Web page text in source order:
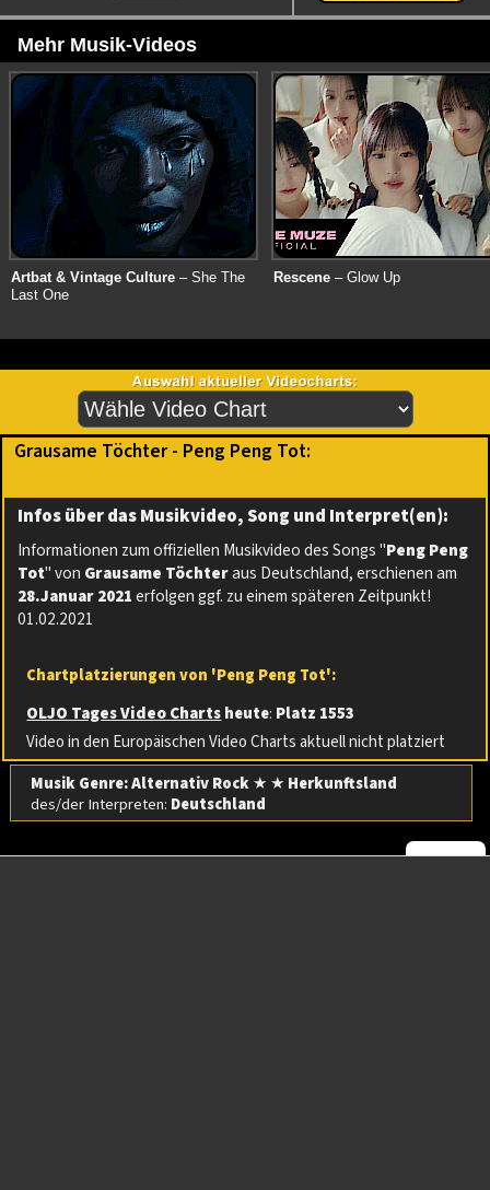
Mehr Musik-Videos
Artbat & Vintage Culture – She The
Last One
Rescene – Glow Up
Grausame Töchter - Peng Peng Tot:
Infos über das Musikvideo, Song und Interpret(en):
Informationen zum offiziellen Musikvideo des Songs "Peng Peng
Tot" von Grausame Töchteraus Deutschland, erschienen am
28.Januar 2021erfolgen ggf. zu einem späteren Zeitpunkt!
01.02.2021
Chartplatzierungen von 'Peng Peng Tot':
OLJO Tages Video Chartsheute: Platz 1553
Video in den Europäischen Video Charts aktuell nicht platziert
Musik Genre: Alternativ Rock★ ★ Herkunftsland
des/der Interpreten: Deutschland